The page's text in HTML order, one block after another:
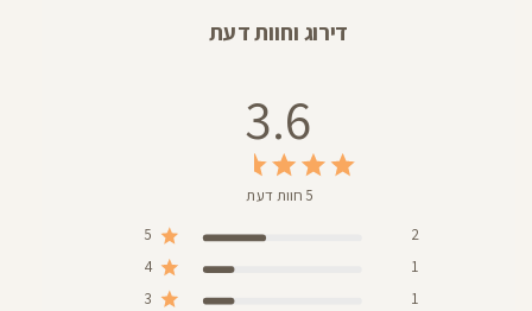
דירוג וחוות דעת
3.6
5 חוות דעת
5
2
4
1
3
1